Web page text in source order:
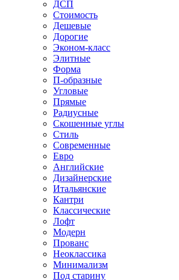
ДСП
Стоимость
Дешевые
Дорогие
Эконом-класс
Элитные
Форма
П-образные
Угловые
Прямые
Радиусные
Скошенные углы
Стиль
Современные
Евро
Английские
Дизайнерские
Итальянские
Кантри
Классические
Лофт
Модерн
Прованс
Неоклассика
Минимализм
Под старину